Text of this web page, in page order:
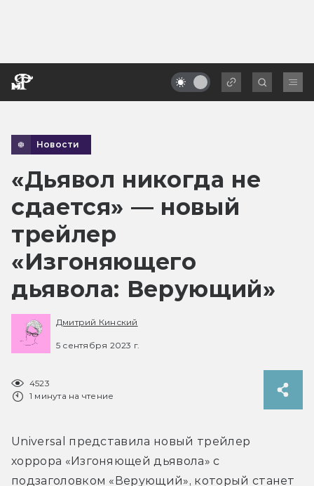
Новости
«Дьявол никогда не
сдается» — новый
трейлер
«Изгоняющего
дьявола: Верующий»
Дмитрий Кинский
5 сентября 2023 г.
4523
1 минута на чтение
Universal представила новый трейлер
хоррора «Изгоняющей дьявола» с
подзаголовком «Верующий», который станет